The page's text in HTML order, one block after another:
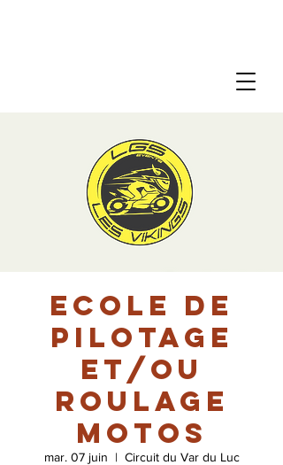
Ecole de
pilotage
et/ou
roulage
motos
mar. 07 juin
  |
Circuit du Var du Luc